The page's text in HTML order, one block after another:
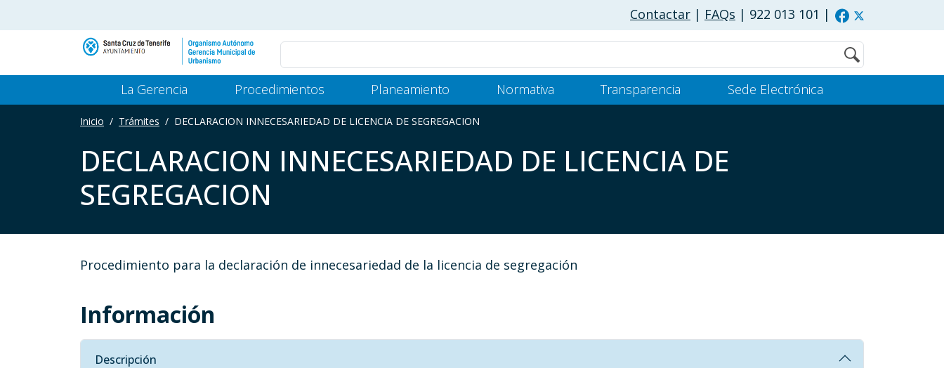
Contactar | FAQs | 922 013 101 |
Buscar
Main Menu Gerencia
La Gerencia Procedimientos Planeamiento Normativa Transparencia Sede Electrónica
Inicio Trámites DECLARACION INNECESARIEDAD DE LICENCIA DE SEGREGACION
DECLARACION INNECESARIEDAD DE LICENCIA DE
SEGREGACION
Procedimiento para la declaración de innecesariedad de la licencia de segregación
Información
Descripción